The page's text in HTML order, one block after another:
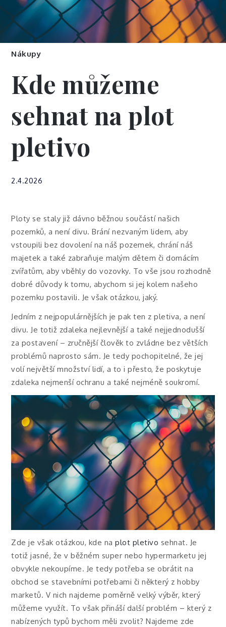
Nákupy
Kde můžeme
sehnat na plot
pletivo
2.4.2026
Ploty se staly již dávno běžnou součástí našich
pozemků, a není divu. Brání nezvaným lidem, aby
vstoupili bez dovolení na náš pozemek, chrání náš
majetek a také zabraňuje malým dětem či domácím
zvířatům, aby vběhly do vozovky. To vše jsou rozhodně
dobré důvody k tomu, abychom si jej kolem našeho
pozemku postavili. Je však otázkou, jaký.
Jedním z nejpopulárnějších je pak ten z pletiva, a není
divu. Je totiž zdaleka nejlevnější a také nejjednodušší
za postavení – zručnější člověk to zvládne bez větších
problémů naprosto sám. Je tedy pochopitelné, že jej
volí největší množství lidí, a to i přesto, že poskytuje
zdaleka nejmenší ochranu a také nejméně soukromí.
Zde je však otázkou, kde naplot pletivo sehnat. Je
totiž jasné, že v běžném super nebo hypermarketu jej
obvykle nekoupíme. Je tedy potřeba se obrátit na
obchod se stavebními potřebami či některý z hobby
marketů. V nich najdeme poměrně velký výběr, který
můžeme využít. To však přináší další problém – který z
nabízených typů bychom měli zvolit? Najdeme zde